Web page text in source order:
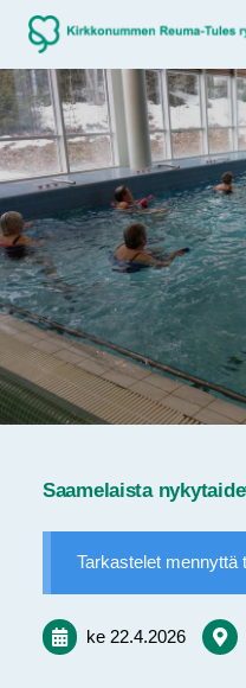
Siirry
sivun
sisältöön
Sivuston etusivulle
Saamelaista
Tarkastelet mennyttä
ke 22.4.2026